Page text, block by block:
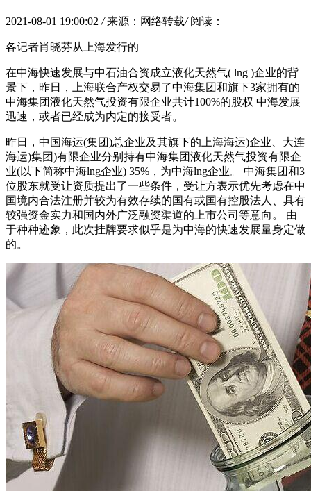
2021-08-01 19:00:02 / 来源：网络转载/ 阅读：
各记者肖晓芬从上海发行的
在中海快速发展与中石油合资成立液化天然气( lng )企业的背
景下，昨日，上海联合产权交易了中海集团和旗下3家拥有的
中海集团液化天然气投资有限企业共计100%的股权 中海发展
迅速，或者已经成为内定的接受者。
昨日，中国海运(集团)总企业及其旗下的上海海运)企业、大连
海运)集团)有限企业分别持有中海集团液化天然气投资有限企
业(以下简称中海lng企业) 35%，为中海lng企业。 中海集团和3
位股东就受让资质提出了一些条件，受让方表示优先考虑在中
国境内合法注册并较为有效存续的国有或国有控股法人、具有
较强资金实力和国内外广泛融资渠道的上市公司等意向。 由
于种种迹象，此次挂牌要求似乎是为中海的快速发展量身定做
的。